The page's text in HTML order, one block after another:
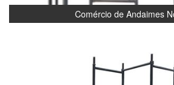
Comércio de Andaimes